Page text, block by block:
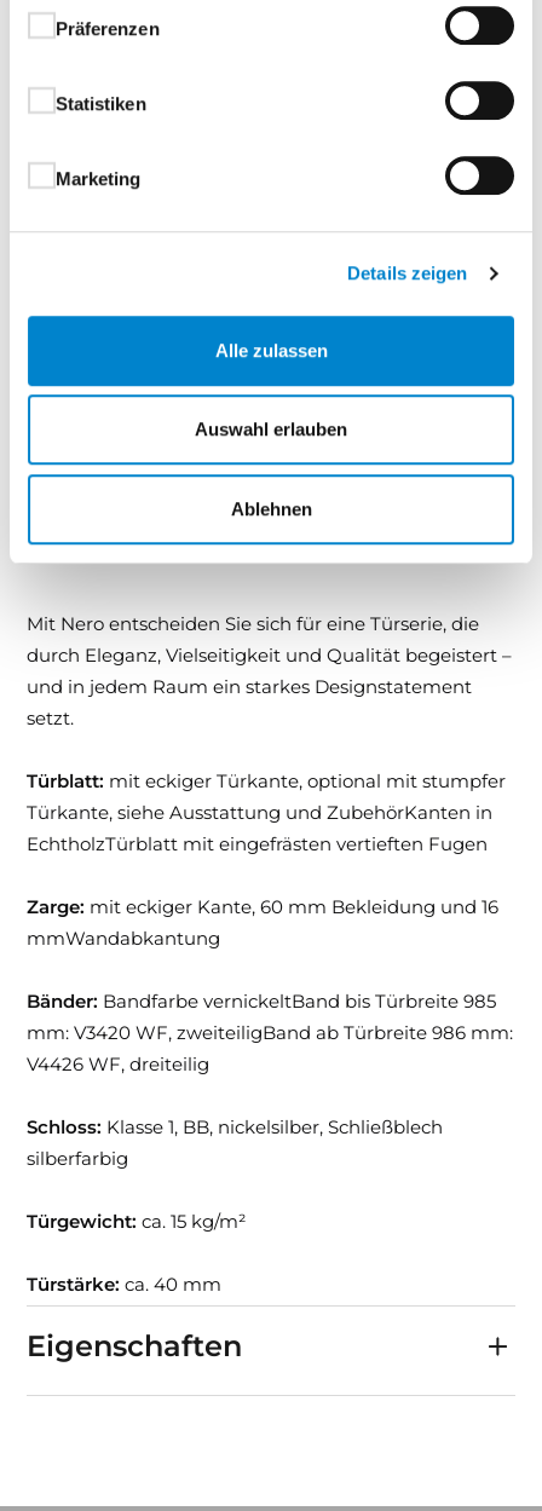
Präferenzen
Statistiken
Marketing
Details zeigen
Alle zulassen
Auswahl erlauben
Ablehnen
gefräst wird – für eine moderne Optik mit Tiefe und
, Echtlack, Echtholz oder HPL –
bei Nero stehen Ihnen vielfältige
Oberflächenoptionen zur Verfügung, die sich
Die Serie ist in zahlreichen Designs erhältlich und
Schwarz gefärbte V-Fugen – für elegante
Kontraste und moderne Linienführung
Individuelle Oberflächenwahl: Durat , Echtlack,
Deck – für hohe Designqualität
Vielfältige Designs – passend für moderne und
anspruchsvolle Raumkonzepte
Mit Nero entscheiden Sie sich für eine Türserie, die
durch Eleganz, Vielseitigkeit und Qualität begeistert –
und in jedem Raum ein starkes Designstatement
setzt.
Türblatt: mit eckiger Türkante, optional mit stumpfer
Türkante, siehe Ausstattung und ZubehörKanten in
EchtholzTürblatt mit eingefrästen vertieften Fugen
Zarge: mit eckiger Kante, 60 mm Bekleidung und 16
mmWandabkantung
Bänder: Bandfarbe vernickeltBand bis Türbreite 985
mm: V3420 WF, zweiteiligBand ab Türbreite 986 mm:
V4426 WF, dreiteilig
Schloss: Klasse 1, BB, nickelsilber, Schließblech
silberfarbig
Türgewicht:ca. 15 kg/m²
Türstärke: ca. 40 mm
Eigenschaften